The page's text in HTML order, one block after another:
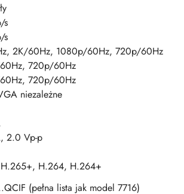
s
s
2K/60Hz, 1080p/60Hz, 720p/60Hz
720p/60Hz
720p/60Hz
niezależne
2.0 Vp-p
H.264, H.264+
(pełna lista jak model 7716)